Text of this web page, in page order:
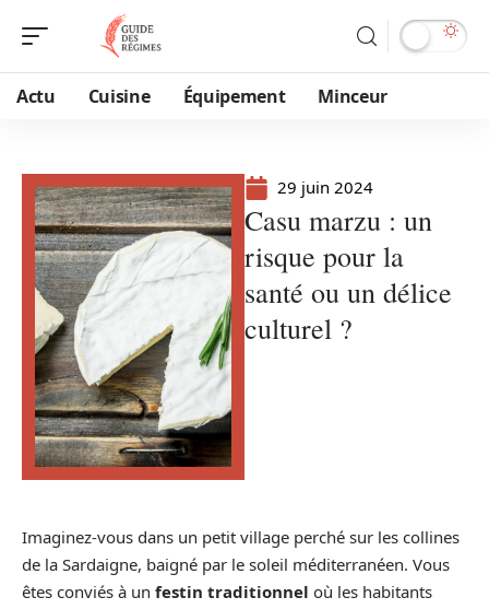
Actu Cuisine Équipement Minceur
29 juin 2024
Casu marzu : un
risque pour la
santé ou un délice
culturel ?
Imaginez-vous dans un petit village perché sur les collines
de la Sardaigne, baigné par le soleil méditerranéen. Vous
êtes conviés à un festin traditionnel où les habitants